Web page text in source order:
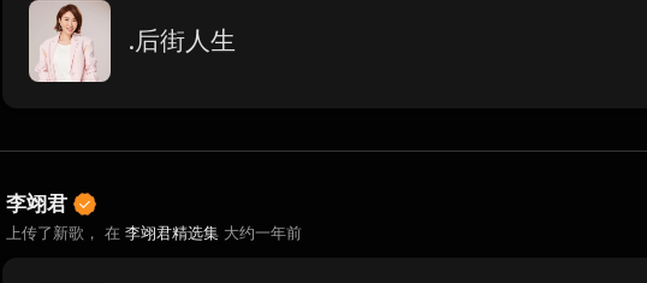
.后街人生
李翊君
上传了新歌， 在 李翊君精选集 大约一年前